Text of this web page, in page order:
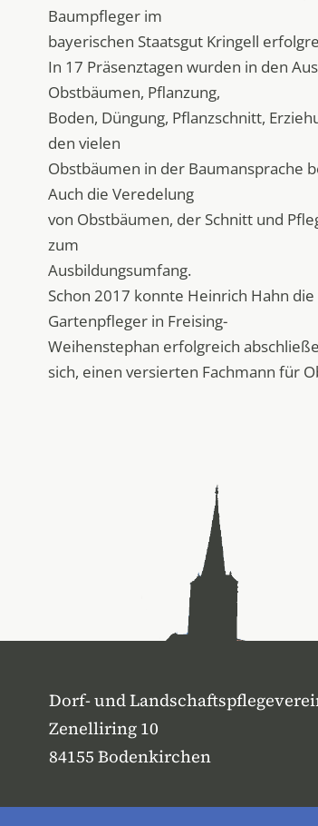
Baumpfleger im
bayerischen Staatsgut Kringell
In 17 Präsenztagen wurden in den
Obstbäumen, Pflanzung,
Boden, Düngung, Pflanzschnitt,
den vielen
Obstbäumen in der Baumansprache
Auch die Veredelung
von Obstbäumen, der Schnitt und
zum
Ausbildungsumfang.
Schon 2017 konnte Heinrich Hahn
Gartenpfleger in Freising-
Weihenstephan erfolgreich
sich, einen versierten Fachmann für
Dorf- und
Zenelliring 10
84155 Bodenkirchen